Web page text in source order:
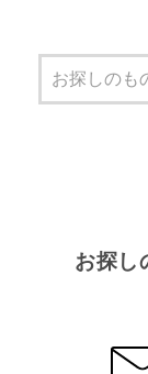
お探し